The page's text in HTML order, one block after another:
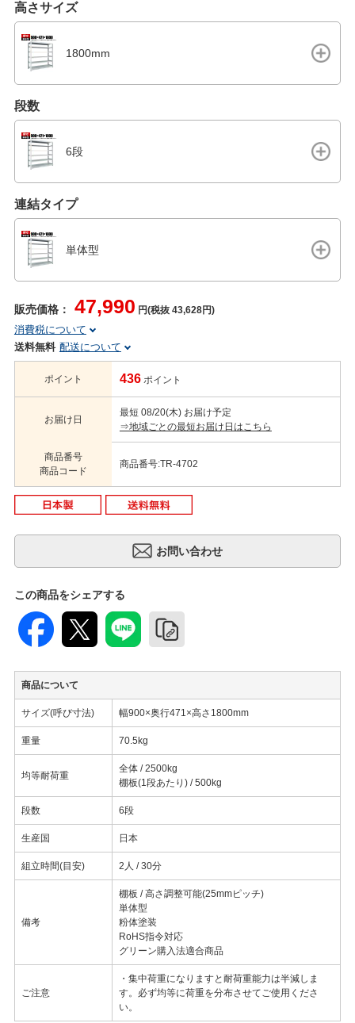
高さサイズ
1800mm
段数
6段
連結タイプ
単体型
販売価格： 47,990 円(税抜 43,628円)
消費税について
送料無料 配送について
ポイント 436 ポイント
お届け日
最短 08/20(木) お届け予定
⇒地域ごとの最短お届け日はこちら
商品番号
商品コード
商品番号:TR-4702
この商品をシェアする
商品について
サイズ(呼び寸法) 幅900×奥行471×高さ1800mm
重量 70.5kg
均等耐荷重
全体 / 2500kg
棚板(1段あたり) / 500kg
段数 6段
生産国 日本
組立時間(目安) 2人 / 30分
備考
棚板 / 高さ調整可能(25mmピッチ)
単体型
粉体塗装
RoHS指令対応
グリーン購入法適合商品
ご注意
・集中荷重になりますと耐荷重能力は半減しま
す。必ず均等に荷重を分布させてご使用くださ
い。